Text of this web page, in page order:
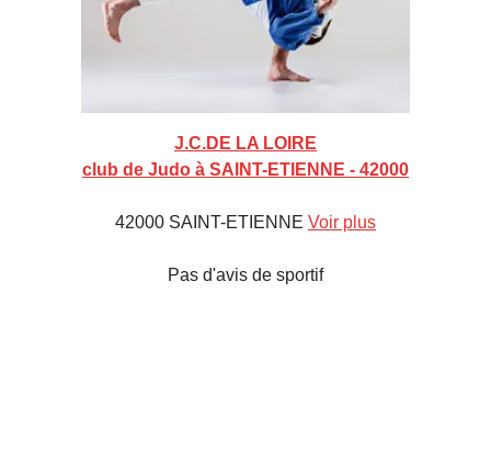
J.C.DE LA LOIRE
club de Judo à SAINT-ETIENNE - 42000
42000 SAINT-ETIENNE Voir plus
Pas d'avis de sportif